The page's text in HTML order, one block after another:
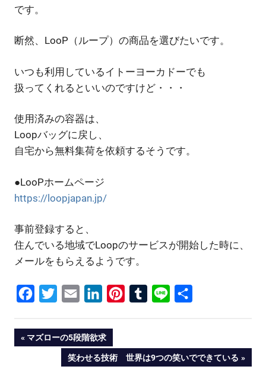
です。
断然、LooP（ループ）の商品を選びたいです。
いつも利用しているイトーヨーカドーでも
扱ってくれるといいのですけど・・・
使用済みの容器は、
Loopバッグに戻し、
自宅から無料集荷を依頼するそうです。
●LooPホームページ
https://loopjapan.jp/
事前登録すると、
住んでいる地域でLoopのサービスが開始した時に、
メールをもらえるようです。
Facebook
Twitter Email LinkedInPinterestTumblr Line
投PREVIOUS
マズローの5段階欲求
NEXT
POST:
笑わせる技術 世界は9つの笑いでできている